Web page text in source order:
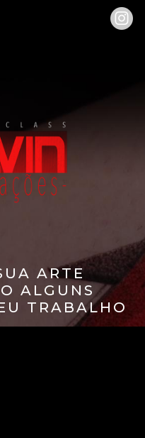
ARTE
ALGUNS
TRABALHO